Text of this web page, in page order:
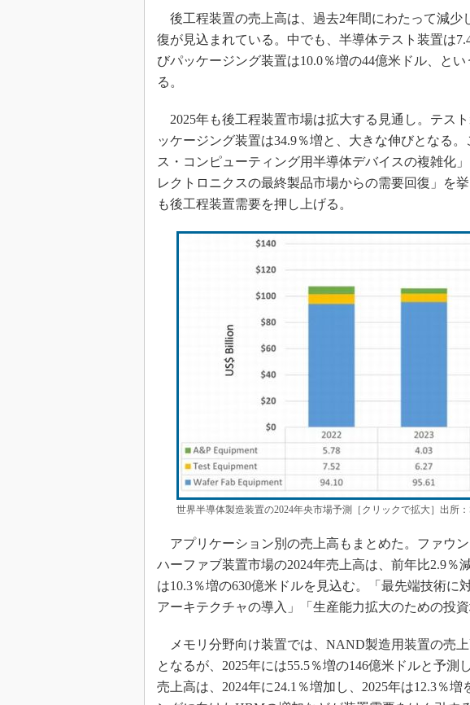
後工程装置の売上高は、過去2年間にわたって減少
復が見込まれている。中でも、半導体テスト装置は
びパッケージング装置は10.0％増の44億米ドル、と
る。
2025年も後工程装置市場は拡大する見通し。テス
ッケージング装置は34.9％増と、大きな伸びとなる
ス・コンピューティング用半導体デバイスの複雑化
レクトロニクスの最終製品市場からの需要回復」を
も後工程装置需要を押し上げる。
世界半導体製造装置の2024年央市場予測［クリックで拡大］出所
アプリケーション別の売上高もまとめた。ファウ
ハーファブ装置市場の2024年売上高は、前年比2.9％
は10.3％増の630億米ドルを見込む。「最先端技術に
アーキテクチャの導入」「生産能力拡大のための投資
メモリ分野向け装置では、NAND製造用装置の売上
となるが、2025年には55.5％増の146億米ドルと予
売上高は、2024年に24.1％増加し、2025年は12.3％